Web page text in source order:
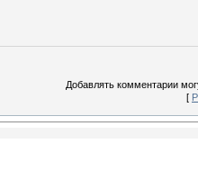
Добавлять комментарии
[